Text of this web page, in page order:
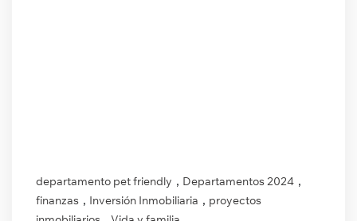
departamento pet friendly , Departamentos 2024 ,
finanzas , Inversión Inmobiliaria , proyectos